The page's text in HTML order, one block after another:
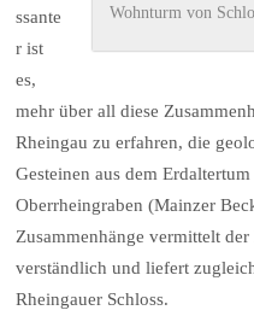
Wohnturm von
ssante
r ist
es,
mehr über all diese
Rheingau zu erfahren, die
Gesteinen aus dem
Oberrheingraben (Mainzer
Zusammenhänge vermittelt
verständlich und liefert
Rheingauer Schloss.